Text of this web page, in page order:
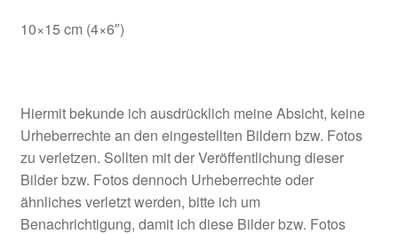
10×15 cm (4×6″)
Hiermit bekunde ich ausdrücklich meine Absicht, keine
Urheberrechte an den eingestellten Bildern bzw. Fotos
zu verletzen. Sollten mit der Veröffentlichung dieser
Bilder bzw. Fotos dennoch Urheberrechte oder
ähnliches verletzt werden, bitte ich um
Benachrichtigung, damit ich diese Bilder bzw. Fotos